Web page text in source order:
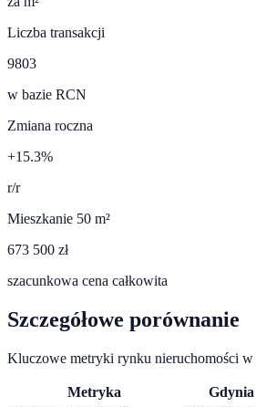
Liczba transakcji
9803
w bazie RCN
Zmiana roczna
+15.3%
r/r
Mieszkanie 50 m²
673 500 zł
szacunkowa cena całkowita
Szczegółowe porównanie
Kluczowe metryki rynku nieruchomości w
Metryka Gdynia